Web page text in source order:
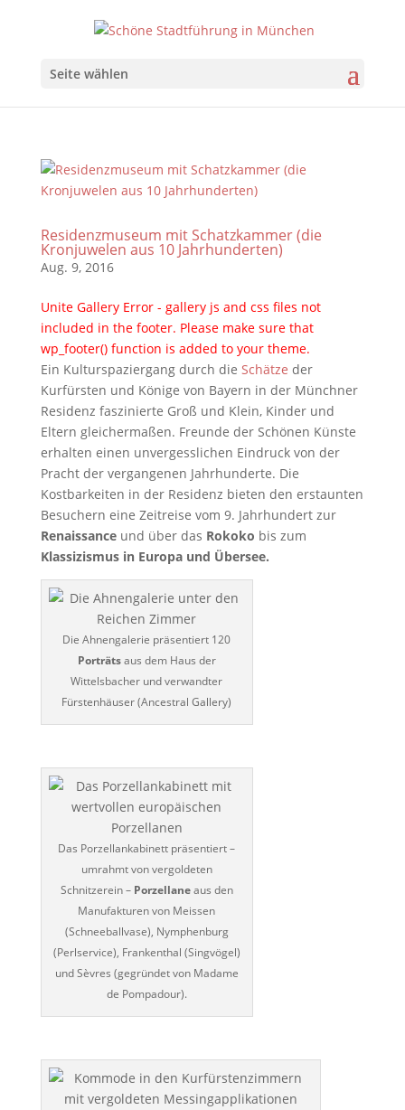
Seite wählen
Residenzmuseum mit Schatzkammer (die
Kronjuwelen aus 10 Jahrhunderten)
Aug. 9, 2016
Unite Gallery Error - gallery js and css files not
included in the footer. Please make sure that
wp_footer() function is added to your theme.
Ein Kulturspaziergang durch die Schätze der
Kurfürsten und Könige von Bayern in der Münchner
Residenz faszinierte Groß und Klein, Kinder und
Eltern gleichermaßen. Freunde der Schönen Künste
erhalten einen unvergesslichen Eindruck von der
Pracht der vergangenen Jahrhunderte. Die
Kostbarkeiten in der Residenz bieten den erstaunten
Besuchern eine Zeitreise vom 9. Jahrhundert zur
Renaissanceund über das Rokoko bis zum
Klassizismus in Europa und Übersee.
Die Ahnengalerie präsentiert 120
Porträtsaus dem Haus der
Wittelsbacher und verwandter
Fürstenhäuser (Ancestral Gallery)
Das Porzellankabinett präsentiert –
umrahmt von vergoldeten
Schnitzerein – Porzellaneaus den
Manufakturen von Meissen
(Schneeballvase), Nymphenburg
(Perlservice), Frankenthal (Singvögel)
und Sèvres (gegründet von Madame
de Pompadour).